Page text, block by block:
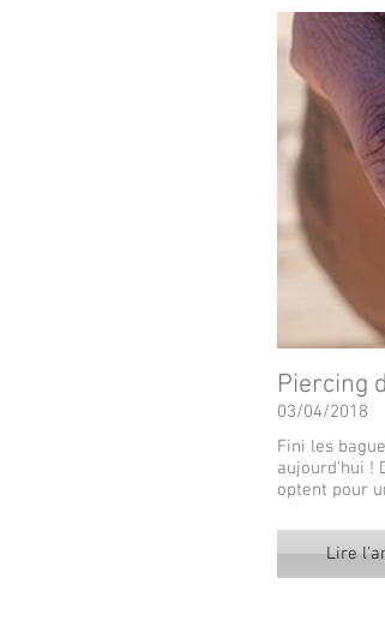
Piercing
03/04/2018
Fini les
aujourd’hui !
optent pour
Lire